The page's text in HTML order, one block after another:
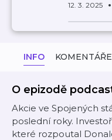
12. 3. 2025
INFO KOMENTÁŘE
O epizodě
Akcie ve Spojených
poslední roky.
které rozpoutal